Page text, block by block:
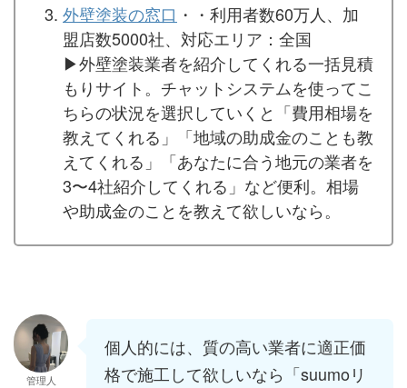
外壁塗装の窓口 ・・利用者数60万人、加
盟店数5000社、対応エリア：全国
▶︎外壁塗装業者を紹介してくれる一括見積
もりサイト。チャットシステムを使ってこ
ちらの状況を選択していくと「費用相場を
教えてくれる」「地域の助成金のことも教
えてくれる」「あなたに合う地元の業者を
3〜4社紹介してくれる」など便利。相場
や助成金のことを教えて欲しいなら。
管理人
個人的には、質の高い業者に適正価
格で施工して欲しいなら「suumoリ